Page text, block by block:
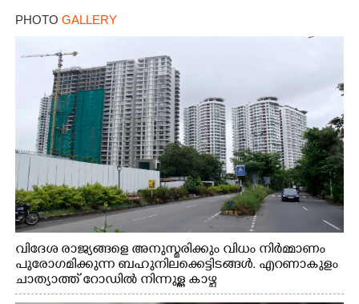
PHOTO GALLERY
വിദേശ രാജ്യങ്ങളെ അനുസ്മരിക്കും വിധം നിർമ്മാണം
പുരോഗമിക്കുന്ന ബഹുനിലക്കെട്ടിടങ്ങൾ. എറണാകുളം
ചാത്യാത്ത് റോഡിൽ നിന്നുള്ള കാഴ്ച